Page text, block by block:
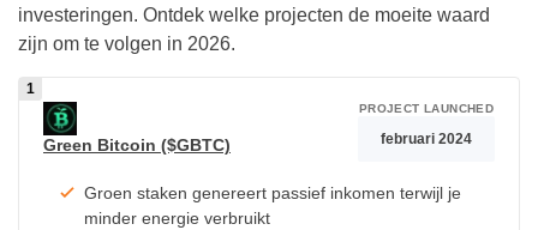
investeringen. Ontdek welke projecten de moeite waard
zijn om te volgen in 2026.
Green Bitcoin ($GBTC)
Groen staken genereert passief inkomen terwijl je
minder energie verbruikt
PROJECT LAUNCHED
februari 2024